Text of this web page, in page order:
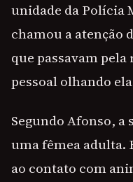
unidade da Polícia
chamou a atenção
que passavam pela
pessoal olhando
Segundo Afonso, a
uma fêmea adulta.
ao contato com